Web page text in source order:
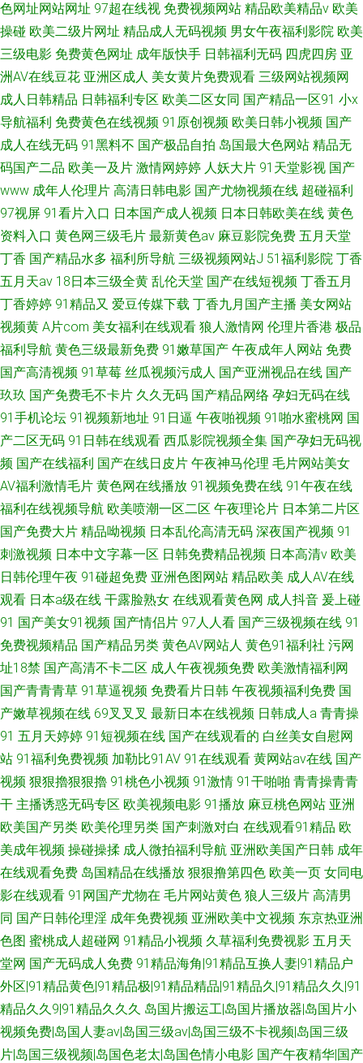
色网址网站网址 97超在线视 免费视频网站 精品欧美精品v 欧美
操碰 欧美二级片网址 精品成人无码视频 男女午夜福利影院 欧美
三级电影 免费黄色网址 成年版快手 日韩福利无码 四虎四房 亚
洲AV在线豆花 亚洲区成人 美女黄片免费观看 三级网站视频网
成人日韩精品 日韩福利专区 欧美二区女同 国产精品一区91 小x
导航福利 免费黄色在线视频 91原创视频 欧美日韩小视频 国产
成人在线无码 91黑料不 国产极品自拍 岛国最大色网站 精品无
码国产二品 欧美一及片 激情网婷婷 人妖大片 91天堂影视 国产
www 成年人伦理片 高清日韩电影 国产尤物视频在线 超碰福利
97视屏 91看片入口 日本国产成人视频 日本日韩欧美在线 黄色
资料入口 黄色网三级毛片 最新黄色av 麻豆影院免费 五月天堂
丁香 国产精品水多 福利所导航 三级视频网站J 51福利影院 丁香
五月天av 18日本三级全黄 乱伦天堂 国产在线短视频 丁香五月
丁香婷婷 91精品又 爱豆传媒下载 丁香九月国产主播 美女网站
视频黄 A片com 美女福利在线观看 狼人激情网 伦理片香港 极品
福利导航 黄色三级最新免费 91嫩草国产 午夜成年人网站 免费
国产高清视频 91草莓 丝瓜视频污成人 国产亚洲视品在线 国产
玖玖 国产免费毛不卡片 久久无码 国产精品网络 孕妇无码在线
91手机论坛 91视频新地址 91日逼 午夜啪视频 91啪水蜜桃网 国
产二区无码 91日韩在线观看 西瓜影院视频全集 国产孕妇无码视
频 国产在线福利 国产在线日皮片 午夜神马伦理 毛片网站美女
AV福利激情毛片 黄色网在线播放 91视频免费在线 91午夜在线
福利在线视频导航 欧美喷潮一区二区 午夜理论片 日本第二片区
国产免费大片 精品呦视频 日本乱伦高清无码 深夜国产视频 91
刺激视频 日本中文字幕一区 日韩免费精品视频 日本高清v 欧美
日韩伦理午夜 91碰超免费 亚洲色图网站 精品欧美 成人AV在线
观看 日本a级在线 干露脸熟女 在线观看黄色网 成人抖音 爰上碰
91 国产美女91视频 国产情侣片 97人人看 国产三级视频在线 91
免费视频精品 国产精品另类 黄色AV网站人 黄色91福利社 污网
址18禁 国产高清不卡二区 成人午夜视频免费 欧美激情福利网
国产青青青草 91草逼视频 免费看片日韩 午夜视频福利免费 国
产嫩草视频在线 69叉叉叉 最新日本在线视频 日韩成人a 青青操
91 五月天婷婷 91短视频在线 国产在线观看的 白丝美女自慰网
站 91福利免费视频 加勒比91AV 91在线观看 黄网站av在线 国产
视频 狠狠擼狠狠擼 91桃色小视频 91激情 91干啪啪 青青操青青
干 主播诱惑无码专区 欧美视频电影 91播放 麻豆桃色网站 亚洲
欧美国产另类 欧美伦理另类 国产刺激对白 在线观看91精品 欧
美成年视频 操碰操揉 成人微拍福利导航 亚洲欧美国产日韩 成年
在线观看免费 岛国精品在线播放 狠狠撸第四色 欧美一页 女同电
影在线观看 91网国产尤物在 毛片网站黄色 狼人三级片 高清男
同 国产日韩伦理淫 成年免费视频 亚洲欧美中文视频 东京热亚洲
色图 蜜桃成人超碰网 91精品小视频 久草福利免费视影 五月天
堂网 国产无码成人免费 91精品海角|91精品互换人妻|91精品户
外区|91精品黄色|91精品极|91精品精品|91精品久|91精品久久|91
精品久久9|91精品久久久 岛国片搬运工|岛国片播放器|岛国片小
视频免费|岛国人妻av|岛国三级av|岛国三级不卡视频|岛国三级
片|岛国三级视频|岛国色老太|岛国色情小电影 国产午夜精华|国产